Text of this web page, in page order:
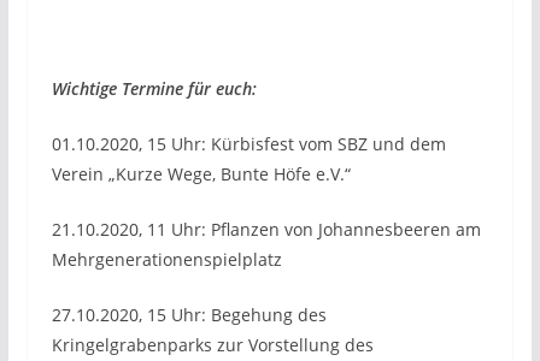
Wichtige Termine für euch:
01.10.2020, 15 Uhr: Kürbisfest vom SBZ und dem
Verein „Kurze Wege, Bunte Höfe e.V.“
21.10.2020, 11 Uhr: Pflanzen von Johannesbeeren am
Mehrgenerationenspielplatz
27.10.2020, 15 Uhr: Begehung des
Kringelgrabenparks zur Vorstellung des